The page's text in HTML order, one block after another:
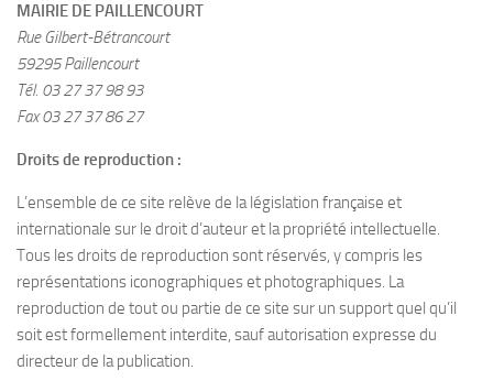
MAIRIE DE PAILLENCOURT
Rue Gilbert-Bétrancourt
59295 Paillencourt
Tél. 03 27 37 98 93
Fax 03 27 37 86 27
Droits de reproduction :
L’ensemble de ce site relève de la législation française et
internationale sur le droit d’auteur et la propriété intellectuelle.
Tous les droits de reproduction sont réservés, y compris les
représentations iconographiques et photographiques. La
reproduction de tout ou partie de ce site sur un support quel qu’il
soit est formellement interdite, sauf autorisation expresse du
directeur de la publication.